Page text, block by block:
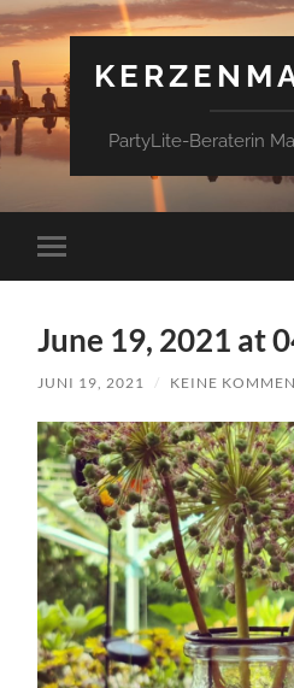
PartyLite-Beraterin
Mobile-
Menü
June 19, 2021 at
JUNI 19, 2021 / KEINE